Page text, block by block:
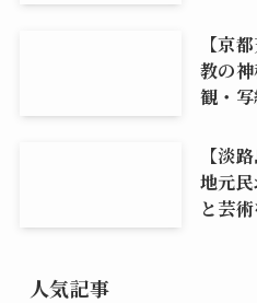
【京
教の
観・
【淡
地元
と芸
人気記事